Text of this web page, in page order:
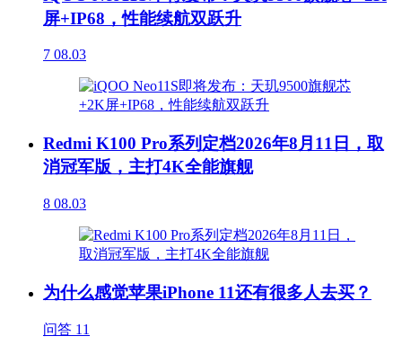
屏+IP68，性能续航双跃升
7 08.03
Redmi K100 Pro系列定档2026年8月11日，取
消冠军版，主打4K全能旗舰
8 08.03
为什么感觉苹果iPhone 11还有很多人去买？
问答 11